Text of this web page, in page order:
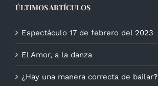
ÚLTIMOS ARTÍCULOS
Espectáculo 17 de febrero del 2023
El Amor, a la danza
¿Hay una manera correcta de bailar?